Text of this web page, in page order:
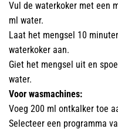
Vul de waterkoker met een
ml water.
Laat het mengsel 10
waterkoker aan.
Giet het mengsel uit en
water.
Voor wasmachines:
Voeg 200 ml ontkalker toe
Selecteer een programma